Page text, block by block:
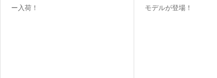
ー入荷！
モデルが登場！